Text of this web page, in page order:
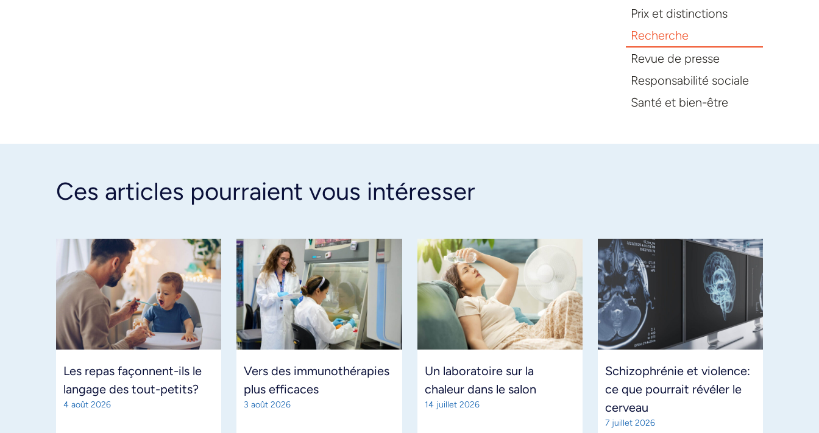
Prix et distinctions
Recherche
Revue de presse
Responsabilité sociale
Santé et bien-être
Ces articles pourraient vous intéresser
Les repas façonnent-ils le
langage des tout-petits?
4 août 2026
Vers des immunothérapies
plus efficaces
3 août 2026
Un laboratoire sur la
chaleur dans le salon
14 juillet 2026
Schizophrénie et violence:
ce que pourrait révéler le
cerveau
7 juillet 2026